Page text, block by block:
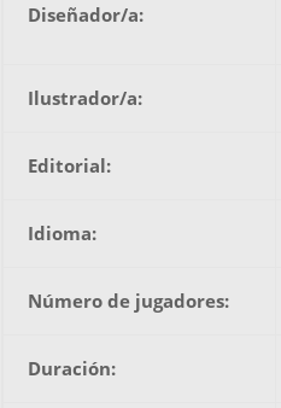
Diseñador/a:
Ilustrador/a:
Editorial:
Idioma:
Número de jugadores:
Duración: